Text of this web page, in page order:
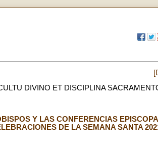
[
DIVINO ET DISCIPLINA
Y LAS CONFERENCIAS
DE LA SEMANA SANTA